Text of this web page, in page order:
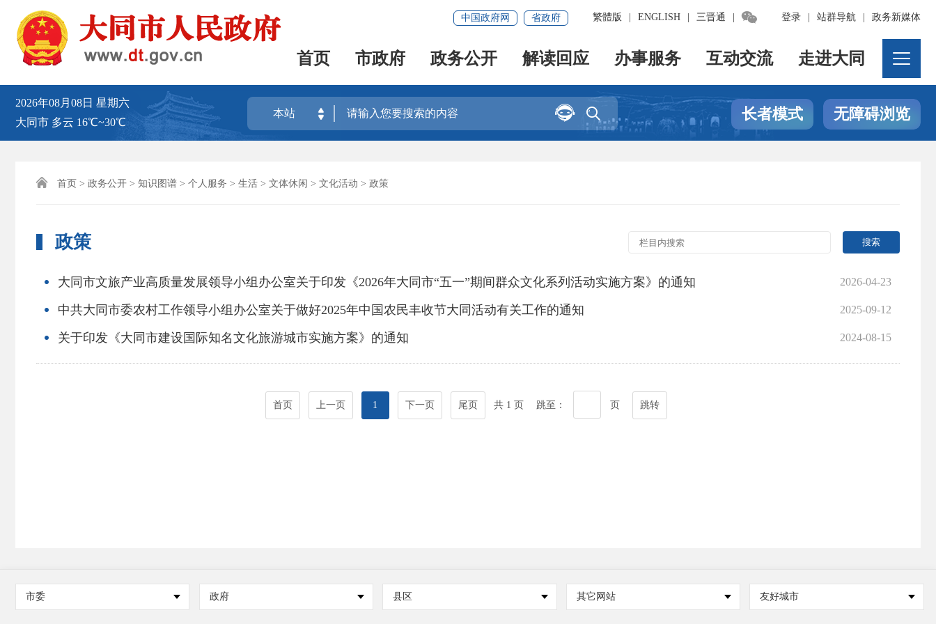
登录 站群导航 政务新媒体
繁體版 ENGLISH 三晋通 
中国政府网 省政府
首页 市政府 政务公开 解读回应 办事服务 互动交流 走进大同
2026年08月08日 星期六
大同市 多云 16℃~30℃
本站 
 长者模式 无障碍浏览
 首页 > 政务公开 > 知识图谱 > 个人服务 > 生活 > 文体休闲 > 文化活动 > 政策
政策
大同市文旅产业高质量发展领导小组办公室关于印发《2026年大同市“五一”期间群众文化系列活动实施方案》的通知 2026-04-23
中共大同市委农村工作领导小组办公室关于做好2025年中国农民丰收节大同活动有关工作的通知 2025-09-12
关于印发《大同市建设国际知名文化旅游城市实施方案》的通知 2024-08-15
首页 上一页 1 下一页 尾页 共 1 页 跳至： 页 跳转
市委 政府 县区 其它网站 友好城市